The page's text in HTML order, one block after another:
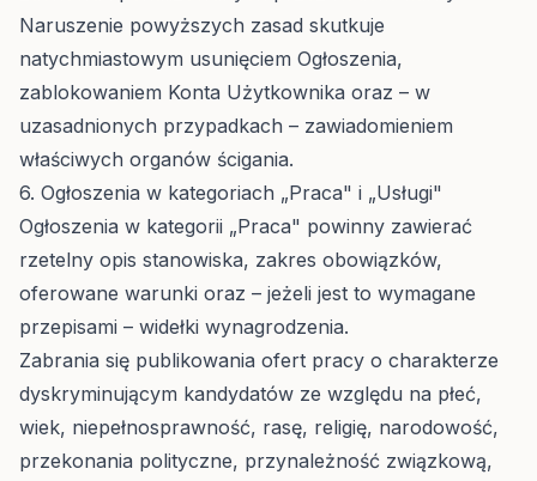
Naruszenie powyższych zasad skutkuje
natychmiastowym usunięciem Ogłoszenia,
zablokowaniem Konta Użytkownika oraz – w
uzasadnionych przypadkach – zawiadomieniem
właściwych organów ścigania.
6. Ogłoszenia w kategoriach „Praca" i „Usługi"
Ogłoszenia w kategorii „Praca" powinny zawierać
rzetelny opis stanowiska, zakres obowiązków,
oferowane warunki oraz – jeżeli jest to wymagane
przepisami – widełki wynagrodzenia.
Zabrania się publikowania ofert pracy o charakterze
dyskryminującym kandydatów ze względu na płeć,
wiek, niepełnosprawność, rasę, religię, narodowość,
przekonania polityczne, przynależność związkową,